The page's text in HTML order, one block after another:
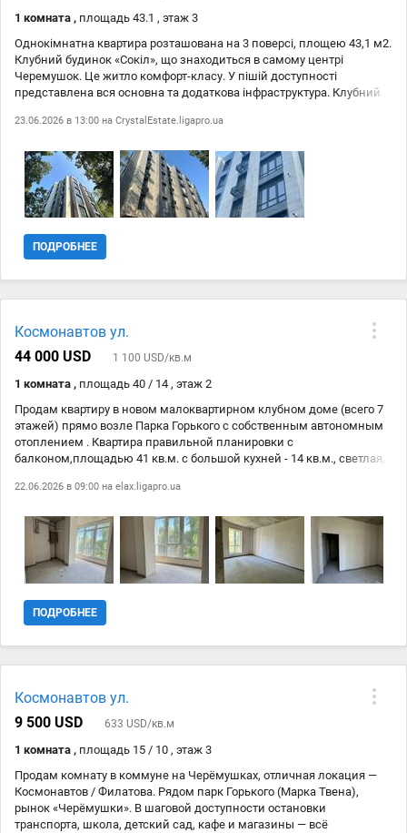
1 комната , площадь 43.1 , этаж 3
Однокімнатна квартира розташована на 3 поверсі, площею 43,1 м2.
Клубний будинок «Сокіл», що знаходиться в самому центрі
Черемушок. Це житло комфорт-класу. У пішій доступності
представлена вся основна та додаткова інфраструктура. Клубний
комфорт. Усього 6 поверхів. ,Монолітно-каркасна конструкція
газобетон, а роль утеплювача грає мінеральна вата. Для створення
фасаду використовувалася якісна штукатурка, а для прикраси –
спеціальна плитка. Квартири вирізняються сучасними
плануваннями. Висота стель 3 метри, індивідуальне опалення в
роки з першим внеском 50% ID 212-969-093
23.06.2026 в 13:00 на CrystalEstate.ligapro.ua
ПОДРОБНЕЕ
Космонавтов ул.
44 000 USD
1 100 USD/кв.м
1 комната , площадь 40 / 14 , этаж 2
Продам квартиру в новом малоквартирном клубном доме (всего 7
этажей) прямо возле Парка Горького с собственным автономным
отоплением . Квартира правильной планировки с
балконом,площадью 41 кв.м. с большой кухней - 14 кв.м., светлая,
очень тихое спокойное безопасное место. Рядом вся необходимая
Возможна рассрочка до 3-х лет. Первый взнос от 30%. Уже можно
жить и одновременно выплачивать свою квартиру!.
22.06.2026 в 09:00 на elax.ligapro.ua
ПОДРОБНЕЕ
Космонавтов ул.
9 500 USD
633 USD/кв.м
1 комната , площадь 15 / 10 , этаж 3
Продам комнату в коммуне на Черёмушках, отличная локация —
Космонавтов / Филатова. Рядом парк Горького (Марка Твена),
рынок «Черёмушки». В шаговой доступности остановки
транспорта, школа, детский сад, кафе и магазины — всё